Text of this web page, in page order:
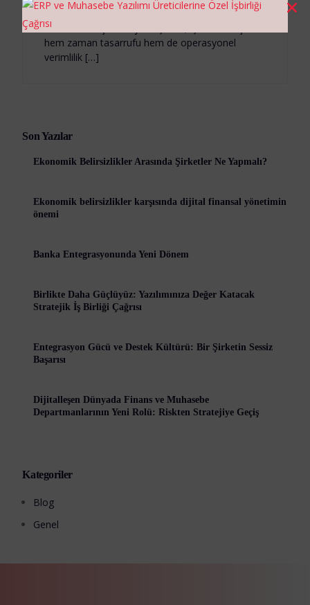
Manim çözümleri günümüz iş dünyasında
finansal süreçlerin dijitalleşmesi, işletmeler için
hem zaman tasarrufu hem de operasyonel
verimlilik […]
Son Yazılar
Ekonomik Belirsizlikler Arasında Şirketler Ne Yapmalı?
Ekonomik belirsizlikler karşısında dijital finansal yönetimin
önemi
Banka Entegrasyonunda Yeni Dönem
Birlikte Daha Güçlüyüz: Yazılımınıza Değer Katacak
Stratejik İş Birliği Çağrısı
Entegrasyon Gücü ve Destek Kültürü: Bir Şirketin Sessiz
Başarısı
Dijitalleşen Dünyada Finans ve Muhasebe
Departmanlarının Yeni Rolü: Riskten Stratejiye Geçiş
Kategoriler
Blog
Genel